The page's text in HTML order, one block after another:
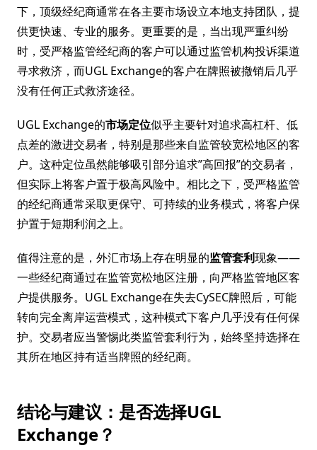
下，顶级经纪商通常在各主要市场设立本地支持团队，提
供更快速、专业的服务。更重要的是，当出现严重纠纷
时，受严格监管经纪商的客户可以通过监管机构投诉渠道
寻求救济，而UGL Exchange的客户在牌照被撤销后几乎
没有任何正式救济途径。
UGL Exchange的市场定位似乎主要针对追求高杠杆、低
点差的激进交易者，特别是那些来自监管较宽松地区的客
户。这种定位虽然能够吸引部分追求”高回报”的交易者，
但实际上将客户置于极高风险中。相比之下，受严格监管
的经纪商通常采取更保守、可持续的业务模式，将客户保
护置于短期利润之上。
值得注意的是，外汇市场上存在明显的监管套利现象——
一些经纪商通过在监管宽松地区注册，向严格监管地区客
户提供服务。UGL Exchange在失去CySEC牌照后，可能
转向完全离岸运营模式，这种模式下客户几乎没有任何保
护。交易者应当警惕此类监管套利行为，始终坚持选择在
其所在地区持有适当牌照的经纪商。
结论与建议：是否选择UGL
Exchange？